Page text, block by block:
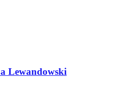
Lewandowski